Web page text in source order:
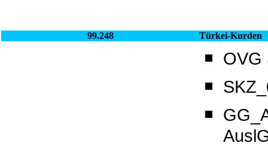
99.248 Türkei-Kurden
OVG